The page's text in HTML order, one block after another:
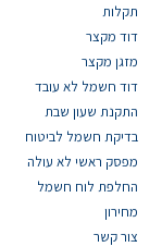
תקלות
דוד מקצר
מזגן מקצר
דוד חשמל לא עובד
התקנת שעון שבת
בדיקת חשמל לביטוח
מפסק ראשי לא עולה
החלפת לוח חשמל
מחירון
צור קשר